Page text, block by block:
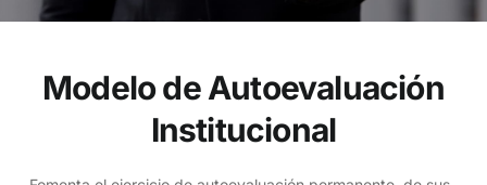
Modelo de Autoevaluación
Institucional